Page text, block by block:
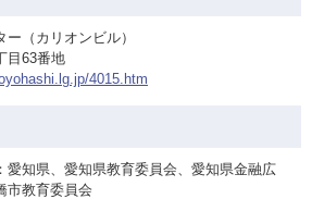
（カリオンビル）
目63番地
4015.htm
愛知県、愛知県教育委員会、愛知県金融広
市教育委員会